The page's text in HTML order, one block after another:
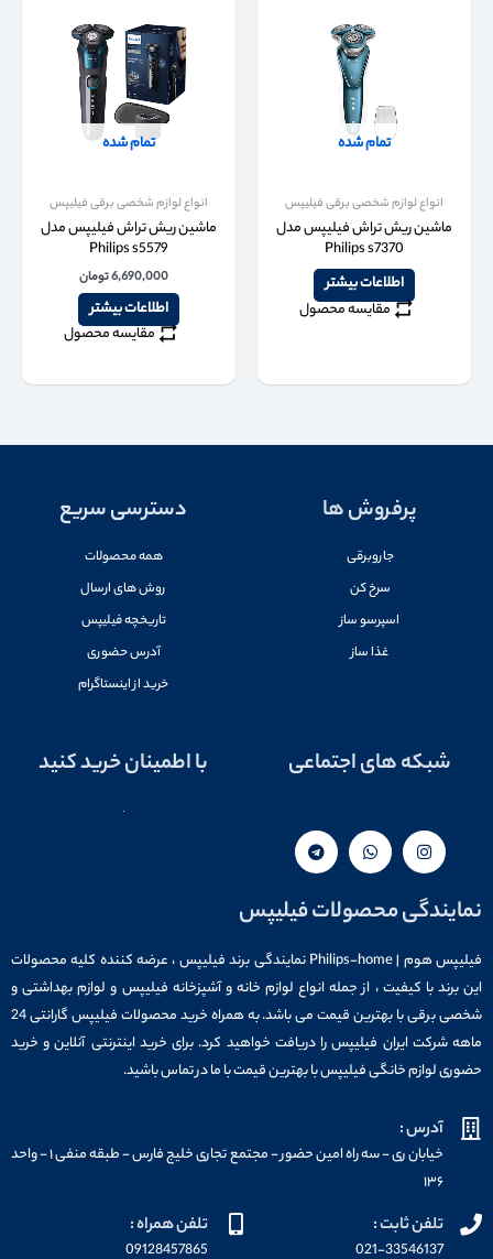
تمام شده
انواع لوازم شخصی برقی فیلیپس
ماشین ریش تراش فیلیپس مدل
Philips s7370
اطلاعات بیشتر
مقایسه محصول
تمام شده
انواع لوازم شخصی برقی فیلیپس
ماشین ریش تراش فیلیپس مدل
Philips s5579
6,690,000تومان
اطلاعات بیشتر
مقایسه محصول
پرفروش ها
جاروبرقی
سرخ کن
اسپرسو ساز
غذا ساز
دسترسی سریع
همه محصولات
روش های ارسال
تاریخچه فیلیپس
آدرس حضوری
خرید از اینستاگرام
شبکه های اجتماعی با اطمینان خرید کنید
نمایندگی محصولات فیلیپس
فیلیپس هوم | Philips-home نمایندگی برند فیلیپس ، عرضه کننده کلیه محصولات
این برند با کیفیت ، از جمله انواع لوازم خانه و آشپزخانه فیلیپس و لوازم بهداشتی و
شخصی برقی با بهترین قیمت می باشد. به همراه خرید محصولات فیلیپس گارانتی 24
ماهه شرکت ایران فیلیپس را دریافت خواهید کرد. برای خرید اینترنتی آنلاین و خرید
حضوری لوازم خانگی فیلیپس با بهترین قیمت با ما در تماس باشید.
آدرس :
خیابان ری - سه راه امین حضور - مجتمع تجاری خلیج فارس - طبقه منفی ۱ - واحد
۱۳۶
تلفن ثابت :
021-33546137
تلفن همراه :
09128457865